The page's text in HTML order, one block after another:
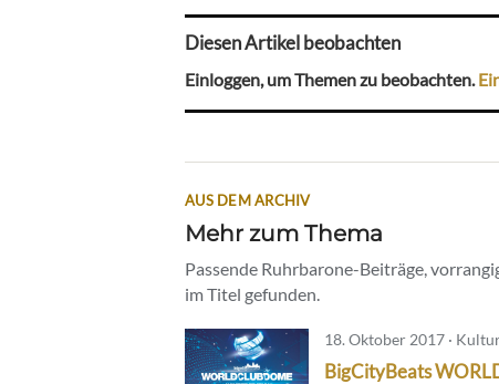
Diesen Artikel beobachten
Einloggen, um Themen zu beobachten.
AUS DEM ARCHIV
Mehr zum Thema
Passende Ruhrbarone-Beiträge,
im Titel gefunden.
18. Oktober 2017 ·
BigCityBeats